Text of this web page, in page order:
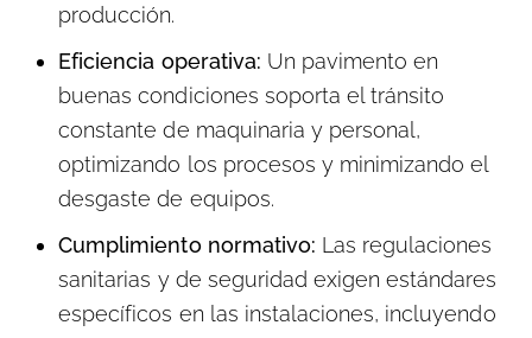
producción.
Eficiencia operativa: Un pavimento en
buenas condiciones soporta el tránsito
constante de maquinaria y personal,
optimizando los procesos y minimizando el
desgaste de equipos.
Cumplimiento normativo: Las regulaciones
sanitarias y de seguridad exigen estándares
específicos en las instalaciones, incluyendo